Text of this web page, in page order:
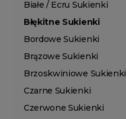
Białe / Ecru Sukienki
Błękitne Sukienki
Bordowe Sukienki
Brązowe Sukienki
Brzoskwiniowe Sukienki
Czarne Sukienki
Czerwone Sukienki